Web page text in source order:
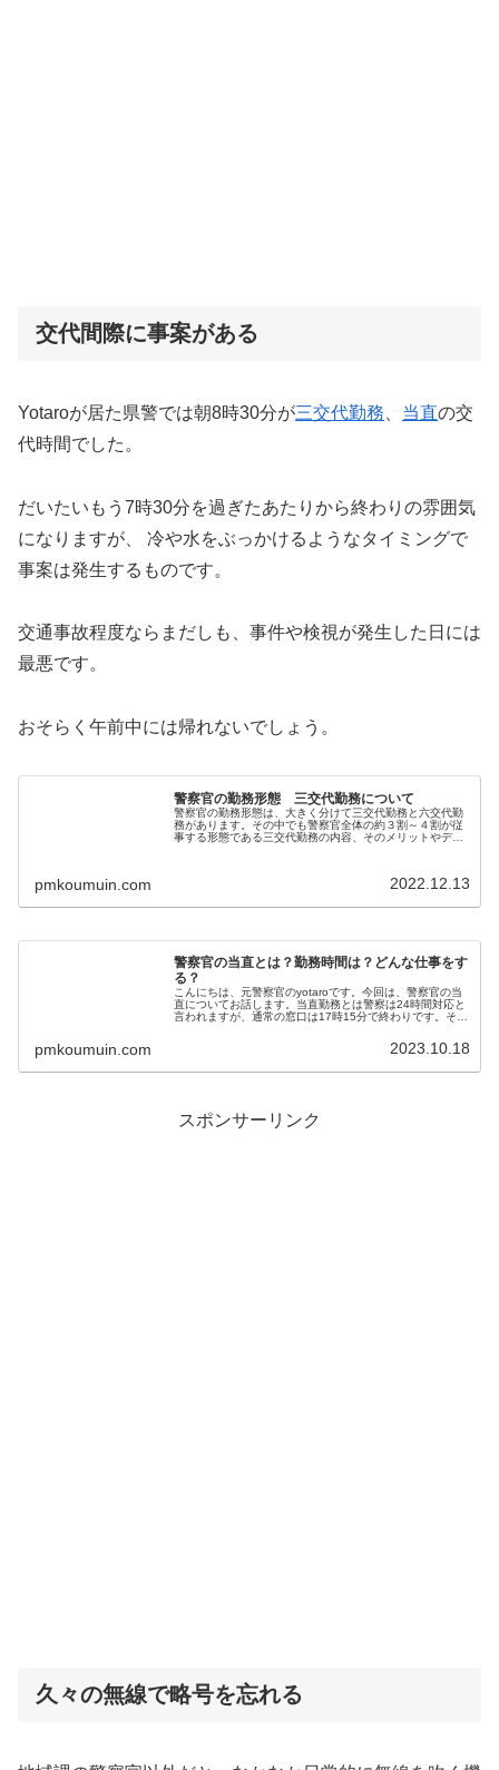
交代間際に事案がある
Yotaroが居た県警では朝8時30分が三交代勤務 当直の交
代時間でした。
だいたいもう7時30分を過ぎたあたりから終わりの雰囲気
になりますが、 冷や水をぶっかけるようなタイミングで
事案は発生するものです。
交通事故程度ならまだしも、事件や検視が発生した日には
最悪です。
おそらく午前中には帰れないでしょう。
警察官の勤務形態 三交代勤務について
警察官の勤務形態は、大きく分けて三交代勤務と六交代勤
務があります。その中でも警察官全体の約３割～４割が従
事する形態である三交代勤務の内容、そのメリットやデメ
pmkoumuin.com 2022.12.13
警察官の当直とは？勤務時間は？どんな仕事をす
る？
こんにちは、元警察官のyotaroです。今回は、警察官の当
直についてお話します。当直勤務とは警察は24時間対応と
言われますが、通常の窓口は17時15分で終わりです。それ
pmkoumuin.com 2023.10.18
スポンサーリンク
久々の無線で略号を忘れる